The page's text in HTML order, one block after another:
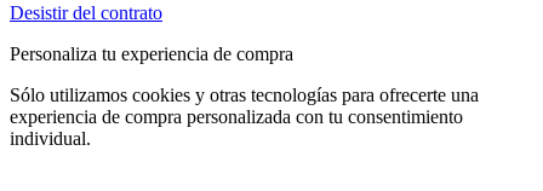
Desistir del contrato
Personaliza tu experiencia de compra
Sólo utilizamos cookies y otras tecnologías para ofrecerte una
experiencia de compra personalizada con tu consentimiento
individual.